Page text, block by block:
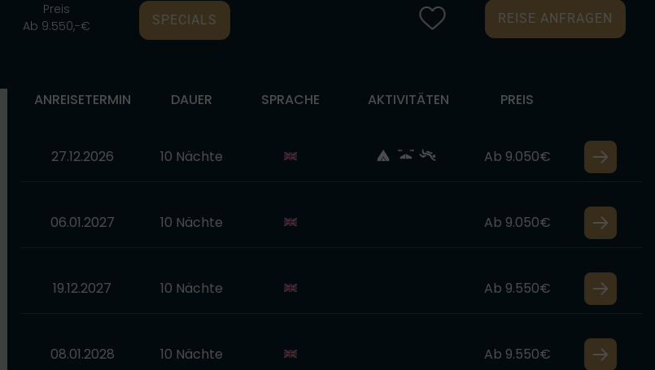
Preis
Ab 9.550,-€
SPECIALS REISE ANFRAGEN
ANREISETERMIN DAUER SPRACHE AKTIVITÄTEN PREIS
27.12.2026 10 Nächte Ab 9.050€
06.01.2027 10 Nächte Ab 9.050€
19.12.2027 10 Nächte Ab 9.550€
08.01.2028 10 Nächte Ab 9.550€